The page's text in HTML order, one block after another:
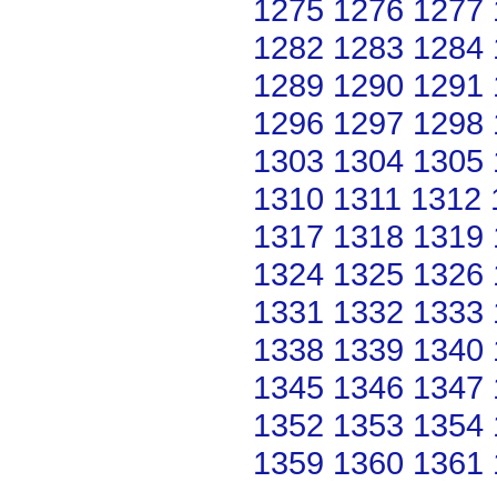
1275 1276 1277
1282 1283 1284
1289 1290 1291
1296 1297 1298
1303 1304 1305
1310 1311 1312
1317 1318 1319
1324 1325 1326
1331 1332 1333
1338 1339 1340
1345 1346 1347
1352 1353 1354
1359 1360 1361